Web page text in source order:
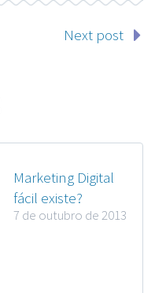
Next post
Marketing Digital
fácil existe?
7 de outubro de 2013